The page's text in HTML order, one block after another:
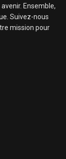
Ensemble,
Suivez-nous
mission pour